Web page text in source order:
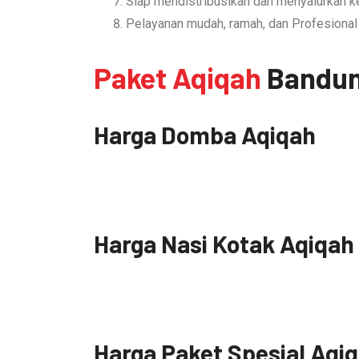
Pelayanan mudah, ramah, dan Profesional
Paket Aqiqah
Harga Domba Aqiqah
Harga Nasi Kotak Aqiqah
Harga Paket Spesial